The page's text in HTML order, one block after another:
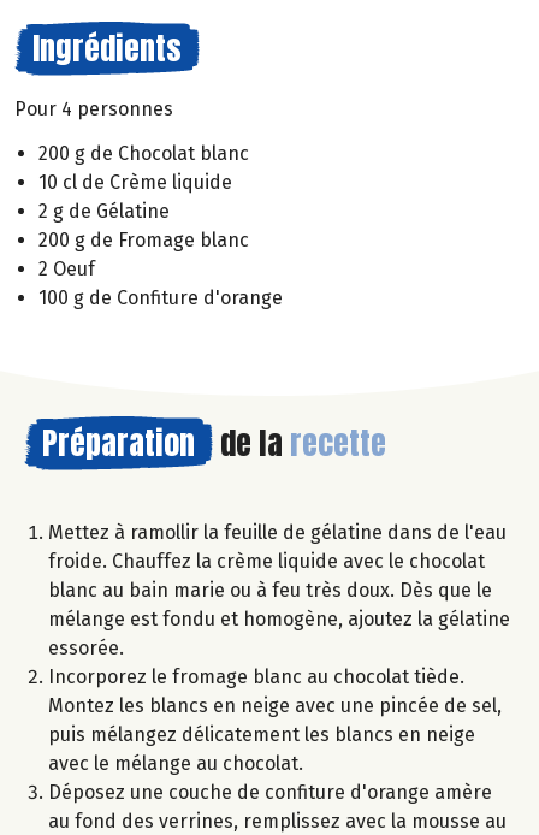
Ingrédients
Pour 4 personnes
200 g de Chocolat blanc
10 cl de Crème liquide
2 g de Gélatine
200 g de Fromage blanc
2 Oeuf
100 g de Confiture d'orange
Préparation de la recette
Mettez à ramollir la feuille de gélatine dans de l'eau
froide. Chauffez la crème liquide avec le chocolat
blanc au bain marie ou à feu très doux. Dès que le
mélange est fondu et homogène, ajoutez la gélatine
essorée.
Incorporez le fromage blanc au chocolat tiède.
Montez les blancs en neige avec une pincée de sel,
puis mélangez délicatement les blancs en neige
avec le mélange au chocolat.
Déposez une couche de confiture d'orange amère
au fond des verrines, remplissez avec la mousse au